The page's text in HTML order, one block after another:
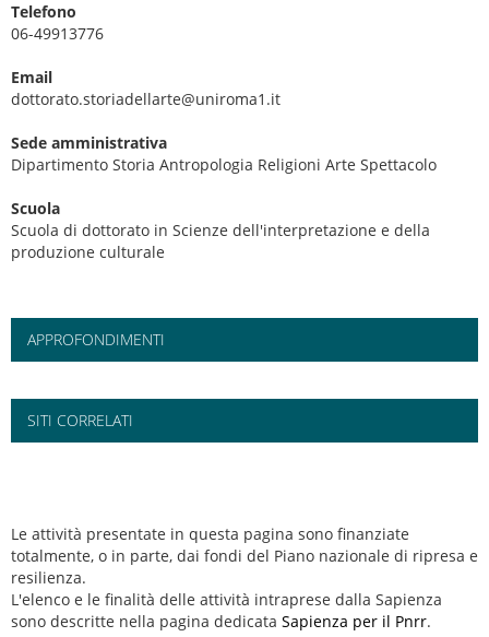
Telefono
06-49913776
Email
dottorato.storiadellarte@uniroma1.it
Sede amministrativa
Dipartimento Storia Antropologia Religioni Arte Spettacolo
Scuola
Scuola di dottorato in Scienze dell'interpretazione e della
produzione culturale
APPROFONDIMENTI
SITI CORRELATI
Le attività presentate in questa pagina sono finanziate
totalmente, o in parte, dai fondi del Piano nazionale di ripresa e
resilienza.
L'elenco e le finalità delle attività intraprese dalla Sapienza
sono descritte nella pagina dedicata Sapienza per il Pnrr.